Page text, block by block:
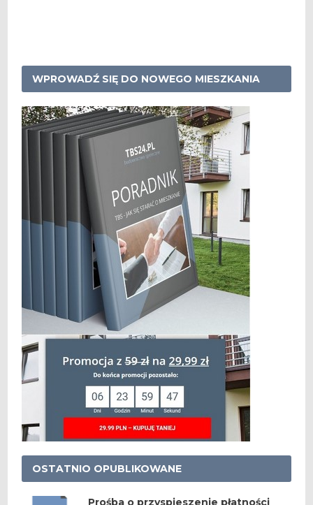
WPROWADŹ SIĘ DO NOWEGO MIESZKANIA
OSTATNIO OPUBLIKOWANE
Prośba o przyspieszenie płatności